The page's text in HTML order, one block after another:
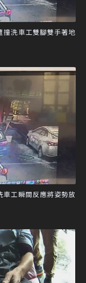
撞洗車工雙腳雙手著地
工瞬間反應將姿勢放